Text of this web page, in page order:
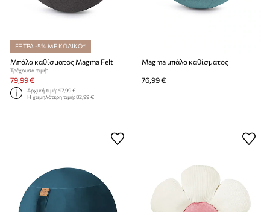
ΕΞΤΡΑ -5% ΜΕ ΚΩΔΙΚΟ*
Μπάλα καθίσματος Magma Felt
Τρέχουσα τιμή:
79,99 €
Αρχική τιμή:97,99 €
Η χαμηλότερη τιμή:82,99 €
Magma μπάλα καθίσματος
76,99 €